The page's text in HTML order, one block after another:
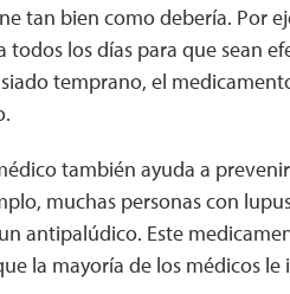
tan bien como debería. Por
los días para que sean
temprano, el
también ayuda a
muchas personas con
antipalúdico. Este
la mayoría de los médicos